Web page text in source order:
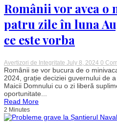
Românii vor avea o
patru zile în luna
ce este vorba
Avertizori de Integritate July 8, 2024 0
Românii se vor bucura de o
2024, grație deciziei guvernului de
Maicii Domnului cu o zi liberă
oportunitate...
Read More
2 Minutes